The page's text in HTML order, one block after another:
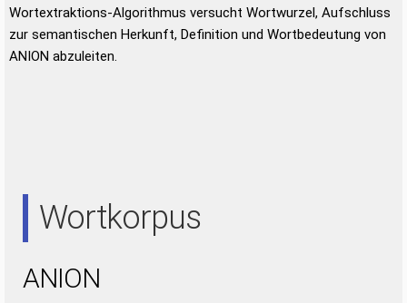
Wortextraktions-Algorithmus versucht Wortwurzel, Aufschluss
zur semantischen Herkunft, Definition und Wortbedeutung von
ANION abzuleiten.
Wortkorpus
ANION